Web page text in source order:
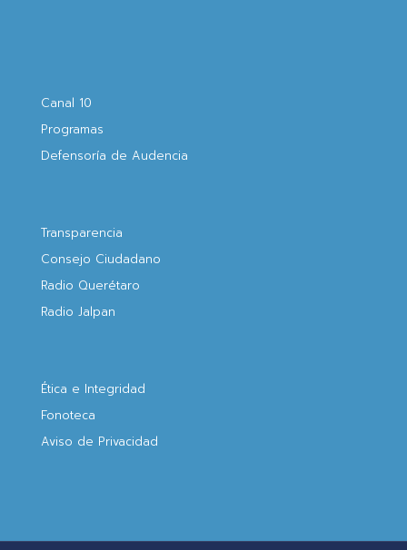
Canal 10
Programas
Defensoría de Audencia
Transparencia
Consejo Ciudadano
Radio Querétaro
Radio Jalpan
Ética e Integridad
Fonoteca
Aviso de Privacidad